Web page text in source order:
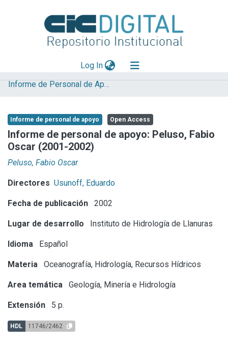
Log In(current)
Explorar
Aportar material
Statistics
Informe de Personal de Apoyo
Informe de personal de apoyo Open Access
Informe de personal de apoyo: Peluso, Fabio
Oscar (2001-2002)
Peluso, Fabio Oscar
Directores Usunoff, Eduardo
Fecha de publicación 2002
Lugar de desarrollo Instituto de Hidrología de Llanuras
Idioma Español
Materia Oceanografía, Hidrología, Recursos Hídricos
Area temática Geología, Minería e Hidrología
Extensión 5 p.
HDL 11746/2462